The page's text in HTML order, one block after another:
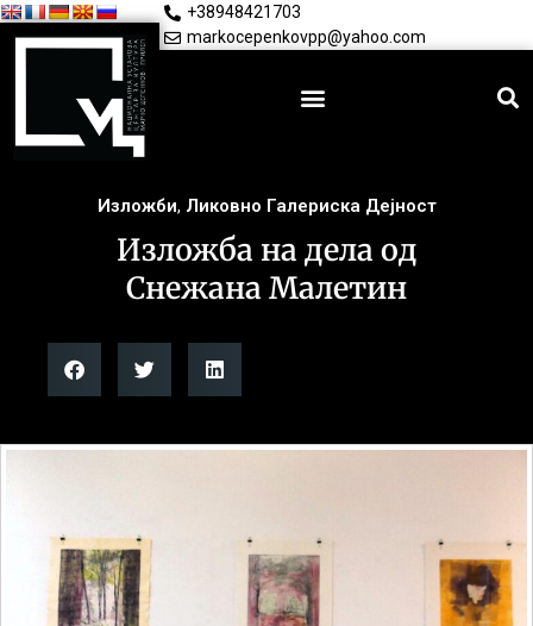
+38948421703
markocepenkovpp@yahoo.com
Изложби, Ликовно Галериска Дејност
Изложба на дела од
Снежана Малетин